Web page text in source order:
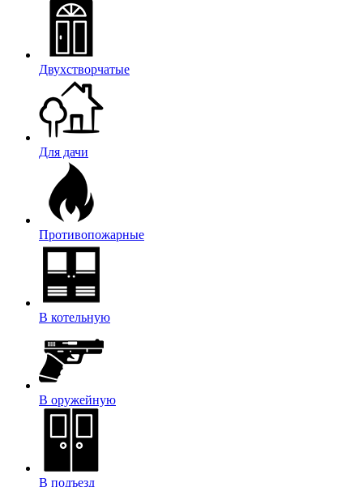
Двухстворчатые
Для дачи
Противопожарные
В котельную
В оружейную
В подъезд